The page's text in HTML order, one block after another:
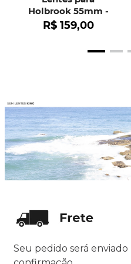
Holbrook 55mm -
OO9102
R$ 159,00
Seu pedido será enviado